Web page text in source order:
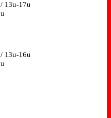
13u-17u
13u-16u